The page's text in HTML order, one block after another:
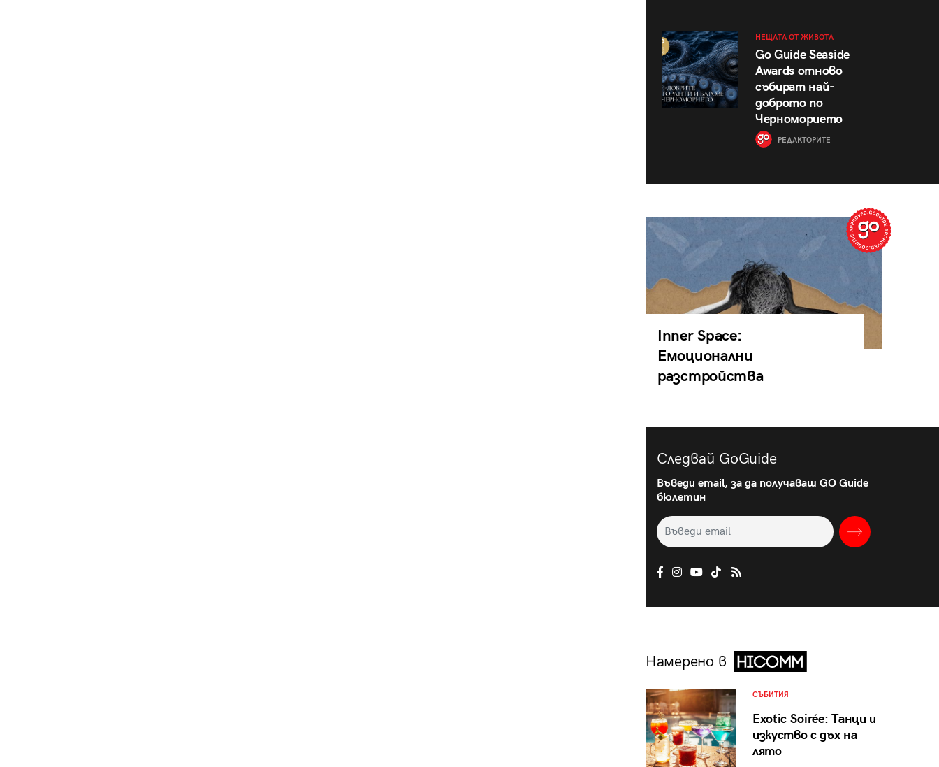
НЕЩАТА ОТ ЖИВОТА
Go Guide Seaside
Awards отново
събират най-
доброто по
Черноморието
РЕДАКТОРИТЕ
Inner Space:
Емоционални
разстройства
Следвай GoGuide
Въведи email, за да получаваш GO Guide
бюлетин
Намерено в
СЪБИТИЯ
Exotic Soirée: Танци и
изкуство с дъх на
лято